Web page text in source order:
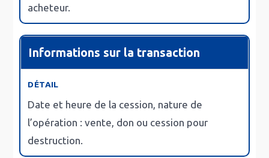
acheteur.
Informations sur la transaction
Date et heure de la cession, nature de
l’opération : vente, don ou cession pour
destruction.